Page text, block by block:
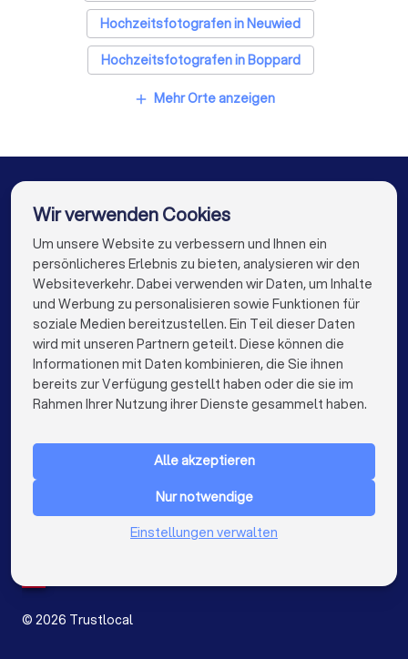
Hochzeitsfotografen in Neuwied
Hochzeitsfotografen in Boppard
Hochzeitsfotografen in Andernach
Hochzeitsfotografen in Bad Schwalbach
Hochzeitsfotografen in Taunusstein
Hochzeitsfotografen in Berlin
Hochzeitsfotografen in Hamburg
Hochzeitsfotografen in München
Hochzeitsfotografen in Köln
Hochzeitsfotografen in Stuttgart
Hochzeitsfotografen in Düsseldorf
Hochzeitsfotografen in Dortmund
add Mehr Orte anzeigen
Die besten Unternehmen für Sie
info@trustlocal.de
FÜR PRIVATPERSONEN
Niederlande
© 2026 Trustlocal
Wir verwenden Cookies
Um unsere Website zu verbessern und Ihnen ein
persönlicheres Erlebnis zu bieten, analysieren wir den
Websiteverkehr. Dabei verwenden wir Daten, um Inhalte
und Werbung zu personalisieren sowie Funktionen für
soziale Medien bereitzustellen. Ein Teil dieser Daten
wird mit unseren Partnern geteilt. Diese können die
Informationen mit Daten kombinieren, die Sie ihnen
bereits zur Verfügung gestellt haben oder die sie im
Rahmen Ihrer Nutzung ihrer Dienste gesammelt haben.
Alle akzeptieren
Nur notwendige
Einstellungen verwalten